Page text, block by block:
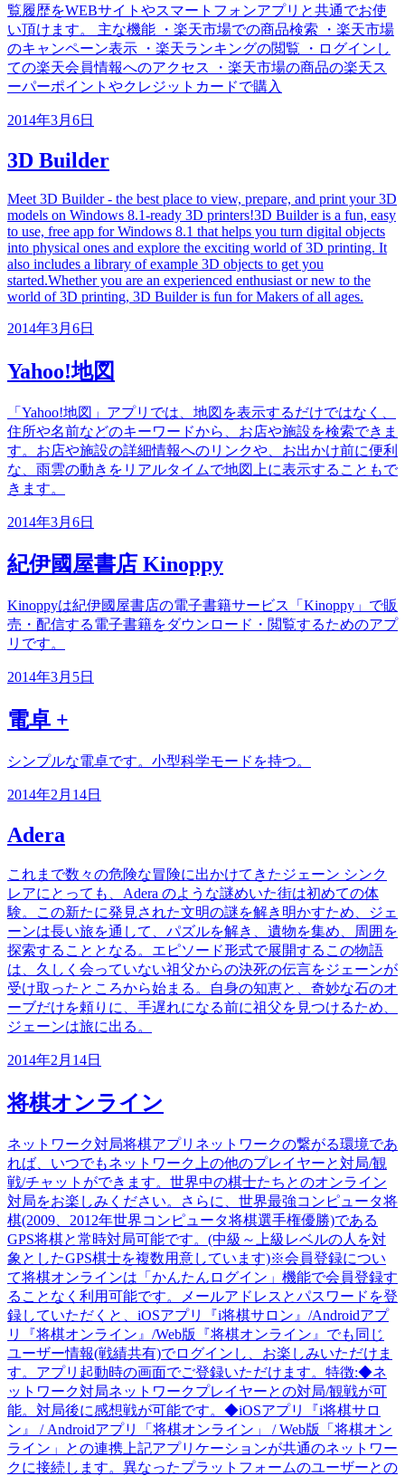
覧履歴をWEBサイトやスマートフォンアプリと共通でお使
い頂けます。 主な機能 ・楽天市場での商品検索 ・楽天市場
のキャンペーン表示 ・楽天ランキングの閲覧 ・ログインし
ての楽天会員情報へのアクセス ・楽天市場の商品の楽天ス
ーパーポイントやクレジットカードで購入
2014年3月6日
3D Builder
Meet 3D Builder - the best place to view, prepare, and print your 3D
models on Windows 8.1-ready 3D printers!3D Builder is a fun, easy
to use, free app for Windows 8.1 that helps you turn digital objects
into physical ones and explore the exciting world of 3D printing. It
also includes a library of example 3D objects to get you
started.Whether you are an experienced enthusiast or new to the
world of 3D printing, 3D Builder is fun for Makers of all ages.
2014年3月6日
Yahoo!地図
「Yahoo!地図」アプリでは、地図を表示するだけではなく、
住所や名前などのキーワードから、お店や施設を検索できま
す。お店や施設の詳細情報へのリンクや、お出かけ前に便利
な、雨雲の動きをリアルタイムで地図上に表示することもで
きます。
2014年3月6日
紀伊國屋書店 Kinoppy
Kinoppyは紀伊國屋書店の電子書籍サービス「Kinoppy」で販
売・配信する電子書籍をダウンロード・閲覧するためのアプ
リです。
2014年3月5日
電卓 +
シンプルな電卓です。小型科学モードを持つ。
2014年2月14日
Adera
これまで数々の危険な冒険に出かけてきたジェーン シンク
レアにとっても、Adera のような謎めいた街は初めての体
験。この新たに発見された文明の謎を解き明かすため、ジェ
ーンは長い旅を通して、パズルを解き、遺物を集め、周囲を
探索することとなる。エピソード形式で展開するこの物語
は、久しく会っていない祖父からの決死の伝言をジェーンが
受け取ったところから始まる。自身の知恵と、奇妙な石のオ
ーブだけを頼りに、手遅れになる前に祖父を見つけるため、
ジェーンは旅に出る。
2014年2月14日
将棋オンライン
ネットワーク対局将棋アプリネットワークの繋がる環境であ
れば、いつでもネットワーク上の他のプレイヤーと対局/観
戦/チャットができます。世界中の棋士たちとのオンライン
対局をお楽しみください。さらに、世界最強コンピュータ将
棋(2009、2012年世界コンピュータ将棋選手権優勝)である
GPS将棋と常時対局可能です。(中級～上級レベルの人を対
象としたGPS棋士を複数用意しています)※会員登録につい
て将棋オンラインは「かんたんログイン」機能で会員登録す
ることなく利用可能です。メールアドレスとパスワードを登
録していただくと、iOSアプリ『i将棋サロン』/Androidアプ
リ『将棋オンライン』/Web版『将棋オンライン』でも同じ
ユーザー情報(戦績共有)でログインし、お楽しみいただけま
す。アプリ起動時の画面でご登録いただけます。特徴:◆ネ
ットワーク対局ネットワークプレイヤーとの対局/観戦が可
能。対局後に感想戦が可能です。◆iOSアプリ『i将棋サロ
ン』 / Androidアプリ「将棋オンライン」 / Web版「将棋オン
ライン」との連携上記アプリケーションが共通のネットワー
クに接続します。異なったプラットフォームのユーザーとの